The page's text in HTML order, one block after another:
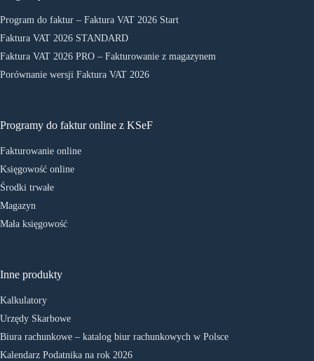
Program do faktur – Faktura VAT 2026 Start
Faktura VAT 2026 STANDARD
Faktura VAT 2026 PRO – Fakturowanie z magazynem
Porównanie wersji Faktura VAT 2026
Programy do faktur online z KSeF
Fakturowanie online
Księgowość online
Środki trwałe
Magazyn
Mała księgowość
Inne produkty
Kalkulatory
Urzędy Skarbowe
Biura rachunkowe – katalog biur rachunkowych w Polsce
Kalendarz Podatnika na rok 2026